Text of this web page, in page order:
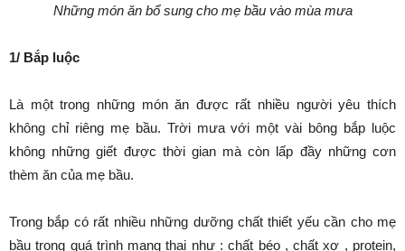
Những món ăn bổ sung cho mẹ bầu vào mùa mưa
1/ Bắp luộc
Là một trong những món ăn được rất nhiều người yêu thích
không chỉ riêng mẹ bầu. Trời mưa với một vài bông bắp luộc
không những giết được thời gian mà còn lấp đầy những cơn
thèm ăn của mẹ bầu.
Trong bắp có rất nhiều những dưỡng chất thiết yếu cần cho mẹ
bầu trong quá trình mang thai như : chất béo , chất xơ , protein,